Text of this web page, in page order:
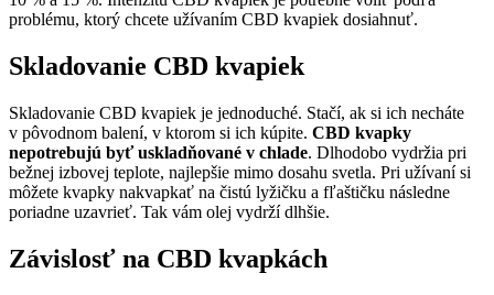
problému, ktorý chcete užívaním CBD kvapiek dosiahnuť.
Skladovanie CBD kvapiek
Skladovanie CBD kvapiek je jednoduché. Stačí, ak si ich necháte
v pôvodnom balení, v ktorom si ich kúpite. CBD kvapky
nepotrebujú byť uskladňované v chlade. Dlhodobo vydržia pri
bežnej izbovej teplote, najlepšie mimo dosahu svetla. Pri užívaní si
môžete kvapky nakvapkať na čistú lyžičku a fľaštičku následne
poriadne uzavrieť. Tak vám olej vydrží dlhšie.
Závislosť na CBD kvapkách